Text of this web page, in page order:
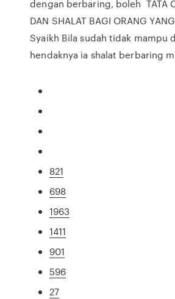
dengan berbaring, boleh TATA
DAN SHALAT BAGI ORANG
Syaikh Bila sudah tidak mampu
hendaknya ia shalat berbaring
821
698
1963
1411
901
596
27